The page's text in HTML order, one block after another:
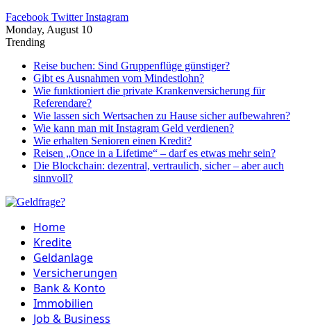
Facebook Twitter Instagram
Monday, August 10
Trending
Reise buchen: Sind Gruppenflüge günstiger?
Gibt es Ausnahmen vom Mindestlohn?
Wie funktioniert die private Krankenversicherung für
Referendare?
Wie lassen sich Wertsachen zu Hause sicher aufbewahren?
Wie kann man mit Instagram Geld verdienen?
Wie erhalten Senioren einen Kredit?
Reisen „Once in a Lifetime“ – darf es etwas mehr sein?
Die Blockchain: dezentral, vertraulich, sicher – aber auch
sinnvoll?
Home
Kredite
Geldanlage
Versicherungen
Bank & Konto
Immobilien
Job & Business